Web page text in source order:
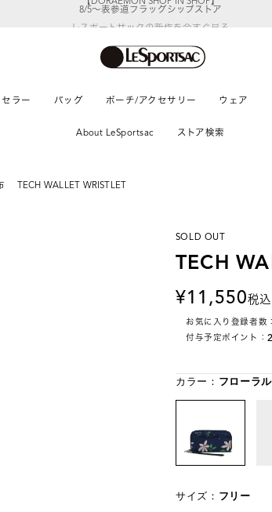
レスポートサックの新作を 今すぐ見る
ラー バッグ ポーチ/アクセサリー ウェア
About LeSportsac ストア検索
TECH WALLET WRISTLET
SOLD OUT
TECH
11,550税込
お気に入り登録者数：
付与予定ポイント：
カラー： フローラ
サイズ： フリー